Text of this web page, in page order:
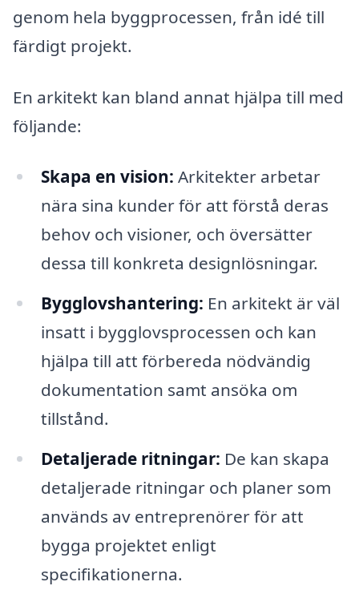
genom hela byggprocessen, från idé till
färdigt projekt.
En arkitekt kan bland annat hjälpa till med
följande:
Skapa en vision: Arkitekter arbetar
nära sina kunder för att förstå deras
behov och visioner, och översätter
dessa till konkreta designlösningar.
Bygglovshantering: En arkitekt är väl
insatt i bygglovsprocessen och kan
hjälpa till att förbereda nödvändig
dokumentation samt ansöka om
tillstånd.
Detaljerade ritningar: De kan skapa
detaljerade ritningar och planer som
används av entreprenörer för att
bygga projektet enligt
specifikationerna.